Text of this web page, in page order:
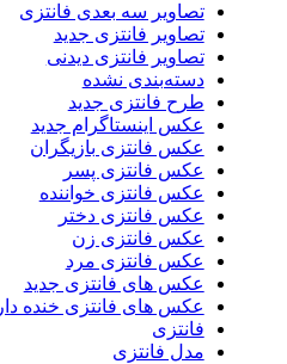
تصاویر سه بعدی فانتزی
تصاویر فانتزی جدید
تصاویر فانتزی دیدنی
دسته‌بندی نشده
طرح فانتزی جدید
عکس اینستاگرام جدید
عکس فانتزی بازیگران
عکس فانتزی پسر
عکس فانتزی خواننده
عکس فانتزی دختر
عکس فانتزی زن
عکس فانتزی مرد
عکس های فانتزی جدید
عکس های فانتزی خنده دار
فانتزی
مدل فانتزی